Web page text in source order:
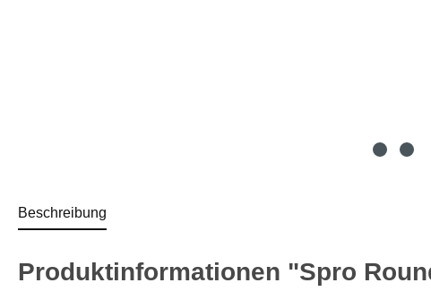
Beschreibung
Produktinformationen "Spro